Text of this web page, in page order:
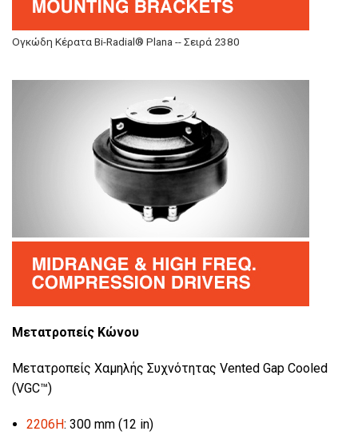
Ογκώδη Κέρατα Bi-Radial® Plana -- Σειρά 2380
Μετατροπείς Κώνου
Μετατροπείς Χαμηλής Συχνότητας Vented Gap Cooled
(VGC™)
2206H: 300 mm (12 in)